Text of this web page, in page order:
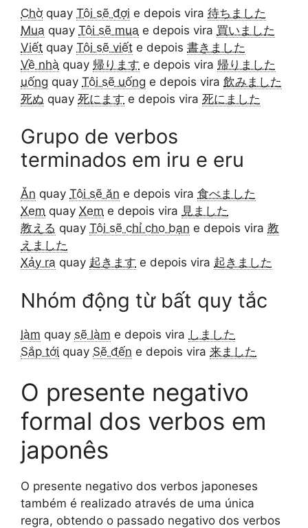
Chờ quay Tôi sẽ đợi e depois vira 待ちました
Mua quay Tôi sẽ mua e depois vira 買いました
Viết quay Tôi sẽ viết e depois 書きました
Về nhà quay 帰ります e depois vira 帰りました
uống quay Tôi sẽ uống e depois vira 飲みました
死ぬ quay 死にます e depois vira 死にました
Grupo de verbos
terminados em iru e eru
Ăn quay Tôi sẽ ăn e depois vira 食べました
Xem quay Xem e depois vira 見ました
教える quay Tôi sẽ chỉ cho bạn e depois vira 教
えました
Xảy ra quay 起きます e depois vira 起きました
Nhóm động từ bất quy tắc
làm quay sẽ làm e depois vira しました
Sắp tới quay Sẽ đến e depois vira 来ました
O presente negativo
formal dos verbos em
japonês
O presente negativo dos verbos japoneses
também é realizado através de uma única
regra, obtendo o passado negativo dos verbos